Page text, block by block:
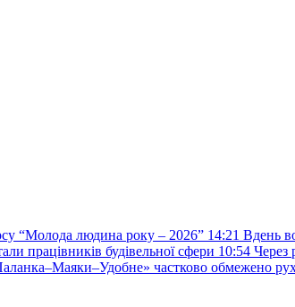
“Молода людина року – 2026” 14:21 Вдень
працівників будівельної сфери 10:54 Через
частково обмежено